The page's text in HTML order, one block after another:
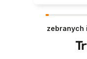
zebranych